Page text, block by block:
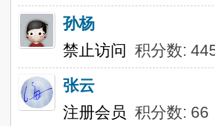
孙杨
禁止访问 积分数:
张云
注册会员 积分数: 66